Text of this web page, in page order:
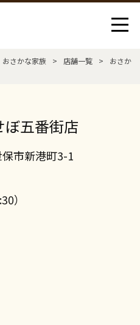
おさかな家族 > 店舗一覧 >
おさか
ぼ五番街店
市新港町3-1
）